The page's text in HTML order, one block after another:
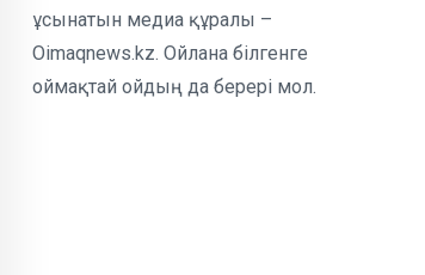
ұсынатын медиа құралы –
Oimaqnews.kz. Ойлана білгенге
оймақтай ойдың да берері мол.